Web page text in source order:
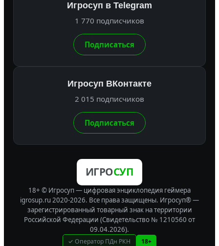
Игросуп в Telegram
1 770 подписчиков
Подписаться
Игросуп ВКонтакте
2 015 подписчиков
Подписаться
ИГРОСУП
18+ © Игросуп — цифровая энциклопедия геймера
igrosup.ru 2020-2026. Все права защищены. Игросуп® —
зарегистрированный товарный знак на территории
Российской Федерации (Свидетельство № 1210560 от
09.04.2026).
✓ Оператор ПДн РКН 18+